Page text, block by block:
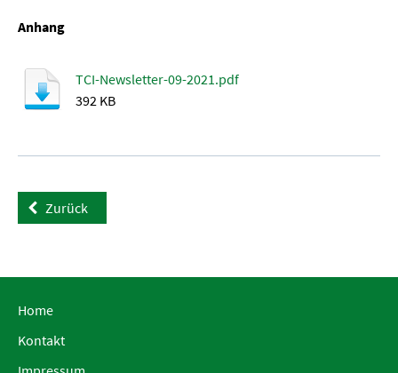
Anhang
TCI-Newsletter-09-2021.pdf
392 KB
Zurück
Home
Kontakt